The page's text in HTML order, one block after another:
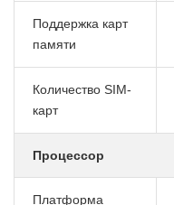
Поддержка карт
памяти
Количество SIM-
карт
Процессор
Платформа